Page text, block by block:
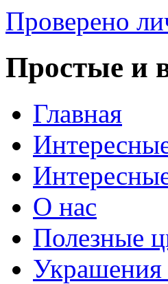
Проверено
Простые и
Главная
О нас
Полезные
Украшения